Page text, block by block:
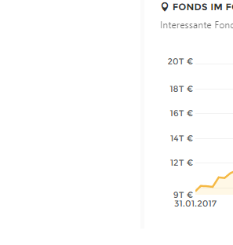
Strategie
Deutschland:
Blackbox